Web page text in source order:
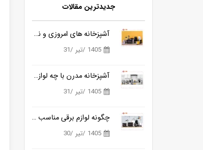
جدیدترین مقالات
آشپزخانه های امروزی و نیاز به ابزارهای هوشمندتر
1405 /تیر /31
آشپزخانه مدرن با چه لوازمی کامل می شود؟
1405 /تیر /31
چگونه لوازم برقی مناسب آشپزی روزانه را ساده تر می کنند؟
1405 /تیر /30